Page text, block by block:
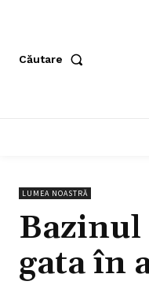
Căutare
LUMEA NOASTRĂ
Bazinul
gata în